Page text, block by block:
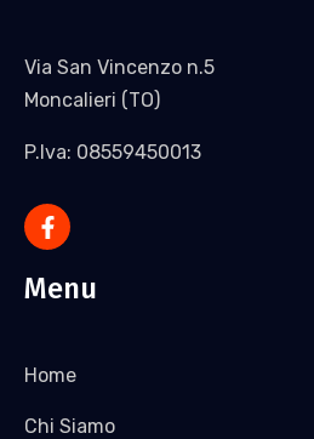
Via San Vincenzo n.5
Moncalieri (TO)
P.Iva: 08559450013
Menu
Home
Chi Siamo